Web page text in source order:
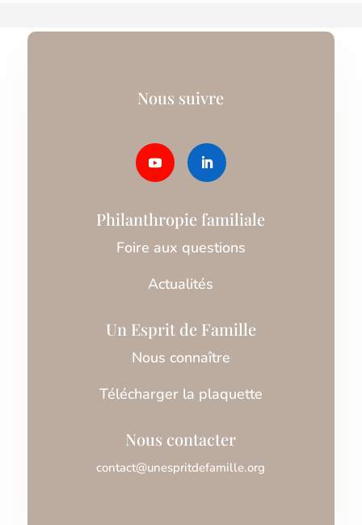
Nous suivre
Philanthropie familiale
Foire aux questions
Actualités
Un Esprit de Famille
Nous connaître
Télécharger la plaquette
Nous contacter
contact@unespritdefamille.org